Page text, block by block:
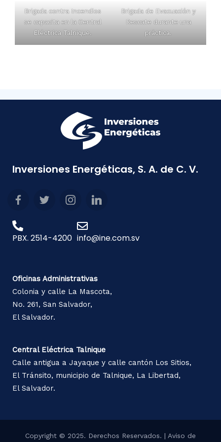
Brigada contra Incendios
se capacita en la Central
Eléctrica Talnique.
Brigada de Evacuación y
Rescate durante una
práctica.
Inversiones Energéticas, S. A. de C. V.
PBX. 2514-4200 info@ine.com.sv
Oficinas Administrativas
Colonia y calle La Mascota,
No. 261, San Salvador,
El Salvador.
Central Eléctrica Talnique
Calle antigua a Jayaque y calle cantón Los Sitios,
El Tránsito, municipio de Talnique, La Libertad,
El Salvador.
Copyright © 2025. Derechos Reservados. | Aviso de